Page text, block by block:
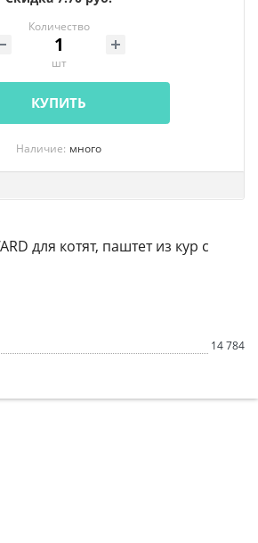
Количество
шт
КУПИТЬ
Наличие: много
для котят, паштет из кур с
14 784